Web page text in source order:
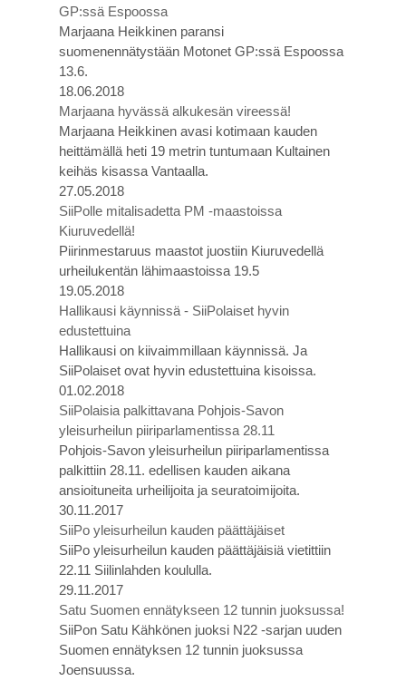
GP:ssä Espoossa
Marjaana Heikkinen paransi
suomenennätystään Motonet GP:ssä Espoossa
13.6.
18.06.2018
Marjaana hyvässä alkukesän vireessä!
Marjaana Heikkinen avasi kotimaan kauden
heittämällä heti 19 metrin tuntumaan Kultainen
keihäs kisassa Vantaalla.
27.05.2018
SiiPolle mitalisadetta PM -maastoissa
Kiuruvedellä!
Piirinmestaruus maastot juostiin Kiuruvedellä
urheilukentän lähimaastoissa 19.5
19.05.2018
Hallikausi käynnissä - SiiPolaiset hyvin
edustettuina
Hallikausi on kiivaimmillaan käynnissä. Ja
SiiPolaiset ovat hyvin edustettuina kisoissa.
01.02.2018
SiiPolaisia palkittavana Pohjois-Savon
yleisurheilun piiriparlamentissa 28.11
Pohjois-Savon yleisurheilun piiriparlamentissa
palkittiin 28.11. edellisen kauden aikana
ansioituneita urheilijoita ja seuratoimijoita.
30.11.2017
SiiPo yleisurheilun kauden päättäjäiset
SiiPo yleisurheilun kauden päättäjäisiä vietittiin
22.11 Siilinlahden koululla.
29.11.2017
Satu Suomen ennätykseen 12 tunnin juoksussa!
SiiPon Satu Kähkönen juoksi N22 -sarjan uuden
Suomen ennätyksen 12 tunnin juoksussa
Joensuussa.